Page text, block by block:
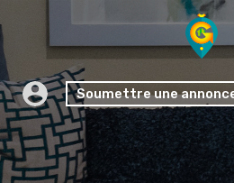
Soumettre une